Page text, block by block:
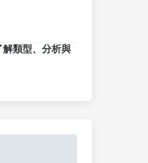
解類型、分析與